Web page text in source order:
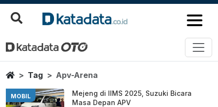
Apv Arena
Berita Terbaru
HomeTag Apv-Arena
MOBIL
Mejeng di IIMS 2025, Suzuki Bicara
Masa Depan APV